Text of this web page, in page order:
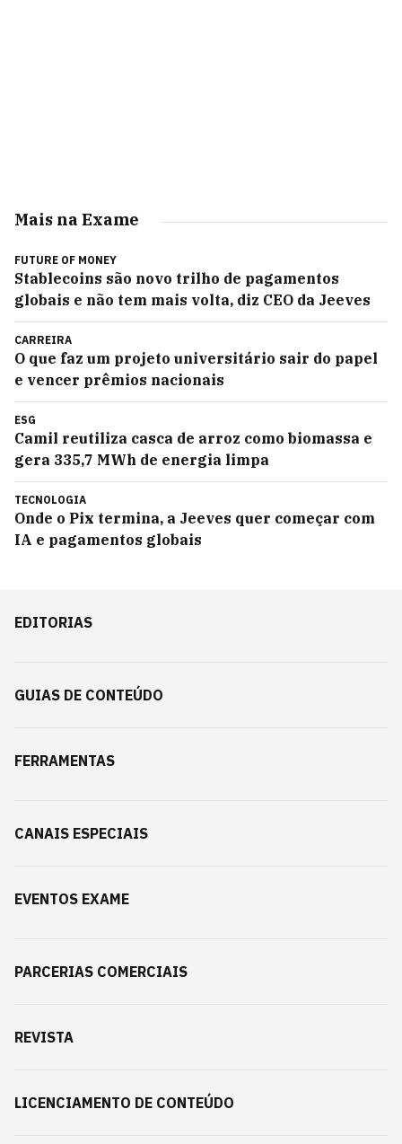
Mais na Exame
FUTURE OF MONEY
Stablecoins são novo trilho de pagamentos
globais e não tem mais volta, diz CEO da Jeeves
CARREIRA
O que faz um projeto universitário sair do papel
e vencer prêmios nacionais
ESG
Camil reutiliza casca de arroz como biomassa e
gera 335,7 MWh de energia limpa
TECNOLOGIA
Onde o Pix termina, a Jeeves quer começar com
IA e pagamentos globais
EDITORIAS
GUIAS DE CONTEÚDO
FERRAMENTAS
CANAIS ESPECIAIS
EVENTOS EXAME
PARCERIAS COMERCIAIS
REVISTA
LICENCIAMENTO DE CONTEÚDO